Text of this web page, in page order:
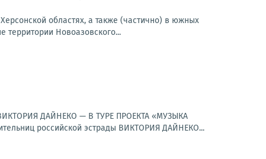
областях, а также (частично) в южных
территории Новоазовского...
ДАЙНЕКО — В ТУРЕ ПРОЕКТА «МУЗЫКА
российской эстрады ВИКТОРИЯ ДАЙНЕКО...